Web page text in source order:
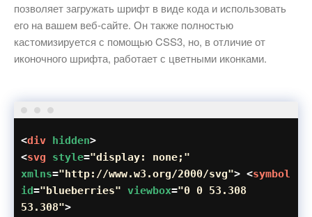
позволяет загружать шрифт в виде кода и использовать
его на вашем веб-сайте. Он также полностью
кастомизируется с помощью CSS3, но, в отличие от
иконочного шрифта, работает с цветными иконками.
<div hidden>
<svg style="display: none;"
xmlns="http://www.w3.org/2000/svg"> <symbol
id="blueberries" viewbox="0 0 53.308
53.308">